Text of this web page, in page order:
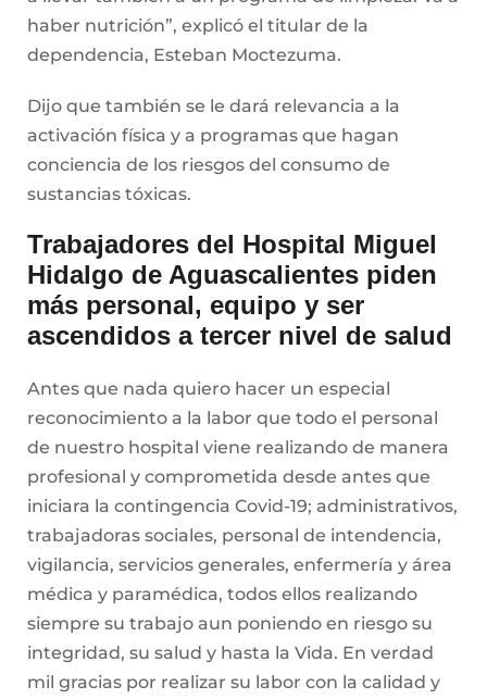
haber nutrición”, explicó el titular de la
dependencia, Esteban Moctezuma.
Dijo que también se le dará relevancia a la
activación física y a programas que hagan
conciencia de los riesgos del consumo de
sustancias tóxicas.
Trabajadores del Hospital Miguel
Hidalgo de Aguascalientes piden
más personal, equipo y ser
ascendidos a tercer nivel de salud
Antes que nada quiero hacer un especial
reconocimiento a la labor que todo el personal
de nuestro hospital viene realizando de manera
profesional y comprometida desde antes que
iniciara la contingencia Covid-19; administrativos,
trabajadoras sociales, personal de intendencia,
vigilancia, servicios generales, enfermería y área
médica y paramédica, todos ellos realizando
siempre su trabajo aun poniendo en riesgo su
integridad, su salud y hasta la Vida. En verdad
mil gracias por realizar su labor con la calidad y